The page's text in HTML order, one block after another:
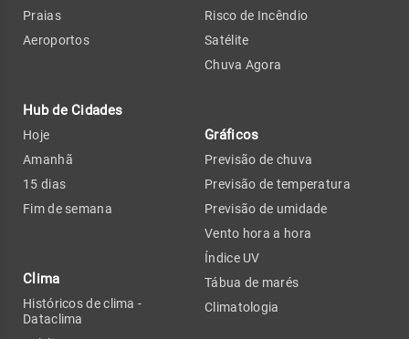
Praias
Aeroportos
Hub de Cidades
Hoje
Amanhã
15 dias
Fim de semana
Clima
Históricos de clima -
Dataclima
Risco de Incêndio
Satélite
Chuva Agora
Gráficos
Previsão de chuva
Previsão de temperatura
Previsão de umidade
Vento hora a hora
Índice UV
Tábua de marés
Climatologia